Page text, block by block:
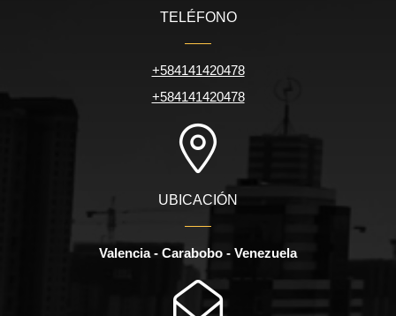
TELÉFONO
+584141420478
+584141420478
UBICACIÓN
Valencia - Carabobo - Venezuela